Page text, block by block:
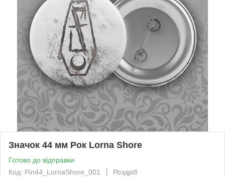
Значок 44 мм Рок Lorna Shore
Готово до відправки
Код: Pin44_LornaShore_001
Роздріб